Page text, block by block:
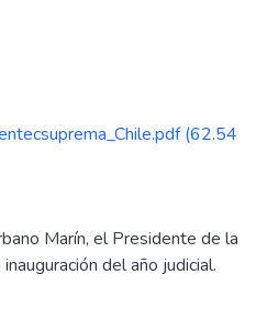
(62.54
Marín, el Presidente de la
del año judicial.